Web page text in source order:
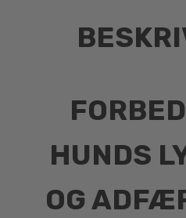
HUNDS
OG